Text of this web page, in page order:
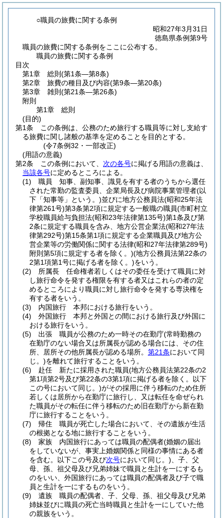
○職員の旅費に関する条例
昭和27年3月31日
徳島県条例第9号
職員の旅費に関する条例をここに公布する。
職員の旅費に関する条例
目次
第1章
総則 (第1条―第8条)
第2章
旅費の種目及び内容(第9条―第20条)
第3章
雑則 (第21条―第26条)
附則
第1章
総則
(目的)
第1条
この条例は、公務のため旅行する職員等に対し支給す
る旅費に関し諸般の基準を定めることを目的とする。
(令7条例32・一部改正)
(用語の意義)
第2条
この条例において、 次の各号に掲げる用語の意義は、
当該各号に定めるところによる。
(1)
職員 知事、副知事、識見を有する者のうちから選任
された常勤の監査委員、企業局長及び病院事業管理者(以
下「知事等」という。)並びに地方公務員法(昭和25年法
律第261号)第3条第2項に規定する一般職の職員(市町村立
学校職員給与負担法(昭和23年法律第135号)第1条及び第
2条に規定する職員を含み、地方公営企業法(昭和27年法
律第292号)第15条第1項に規定する企業職員及び地方公
営企業等の労働関係に関する法律(昭和27年法律第289号)
附則第5項に規定する者を除く。)(地方公務員法第22条の
2第1項第1号に掲げる者を除く。)をいう。
(2)
所属長 任命権者若しくはその委任を受けて職員に対
し旅行命令を発する権限を有する者又はこれらの者の定
めるところにより職員に対し旅行命令を発する専決権を
有する者をいう。
(3)
内国旅行 本邦における旅行をいう。
(4)
外国旅行 本邦と外国との間における旅行及び外国に
おける旅行をいう。
(5)
出張 職員が公務のため一時その在勤庁(常時勤務の
在勤庁のない場合又は所属長が認める場合には、その住
所、居所その他所属長が認める場所。 第21条において同
じ。)を離れて旅行することをいう。
(6)
赴任 新たに採用された職員(地方公務員法第22条の2
第1項第2号及び第22条の3第1項に掲げる者を除く。以下
この号において同じ。)がその採用に伴う移転のため住所
若しくは居所から在勤庁に旅行し、又は転任を命ぜられ
た職員がその転任に伴う移転のため旧在勤庁から新在勤
庁に旅行することをいう。
(7)
帰住 職員が死亡した場合において、その遺族が生活
の根拠となる地に旅行することをいう。
(8)
家族 内国旅行にあっては職員の配偶者(婚姻の届出
をしていないが、事実上婚姻関係と同様の事情にある者
を含む。以下この号及び次号において同じ。) 、子、父
母、孫、祖父母及び兄弟姉妹で職員と生計を一にするも
のをいい、外国旅行にあっては職員の配偶者及び子で職
員と生計を一にするものをいう。
(9)
遺族 職員の配偶者、子、父母、孫、祖父母及び兄弟
姉妹並びに職員の死亡当時職員と生計を一にしていた他
の親族をいう。